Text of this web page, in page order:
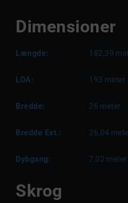
Dimensioner
Længde: 182,39
LOA: 193 meter
Bredde: 26 meter
Bredde Ext.: 26,04
Dybgang: 7,02 meter
Skrog